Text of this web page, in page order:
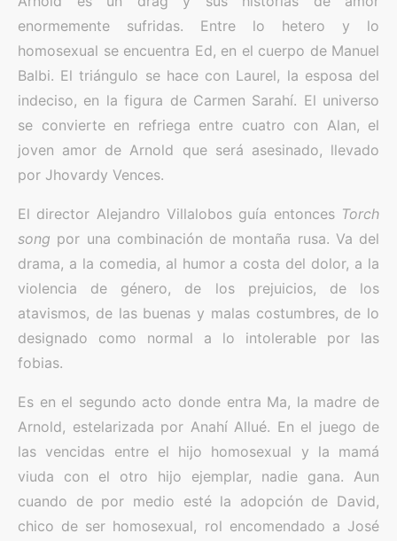
enormemente sufridas. Entre lo hetero y lo
homosexual se encuentra Ed, en el cuerpo de Manuel
Balbi. El triángulo se hace con Laurel, la esposa del
indeciso, en la figura de Carmen Sarahí. El universo
se convierte en refriega entre cuatro con Alan, el
joven amor de Arnold que será asesinado, llevado
por Jhovardy Vences.
El director Alejandro Villalobos guía entonces Torch
song por una combinación de montaña rusa. Va del
drama, a la comedia, al humor a costa del dolor, a la
violencia de género, de los prejuicios, de los
atavismos, de las buenas y malas costumbres, de lo
designado como normal a lo intolerable por las
fobias.
Es en el segundo acto donde entra Ma, la madre de
Arnold, estelarizada por Anahí Allué. En el juego de
las vencidas entre el hijo homosexual y la mamá
viuda con el otro hijo ejemplar, nadie gana. Aun
cuando de por medio esté la adopción de David,
chico de ser homosexual, rol encomendado a José